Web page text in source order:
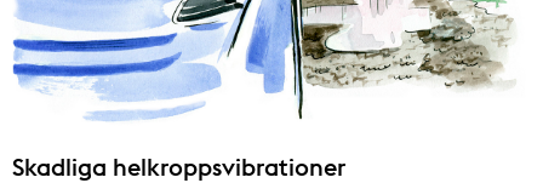
Skadliga helkroppsvibrationer